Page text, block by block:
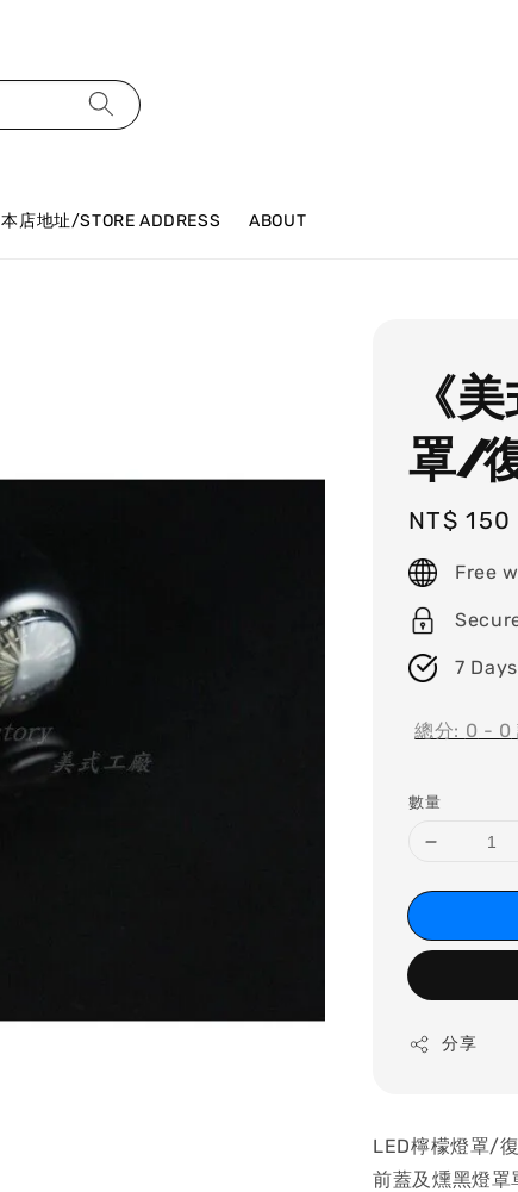
本店地址/STORE ADDRESS ABOUT
《
罩/
Regular
price
NT$ 150
Free
7
總分: 0 - 0
數量
分享
LED檸檬燈罩/
前蓋及燻黑燈罩